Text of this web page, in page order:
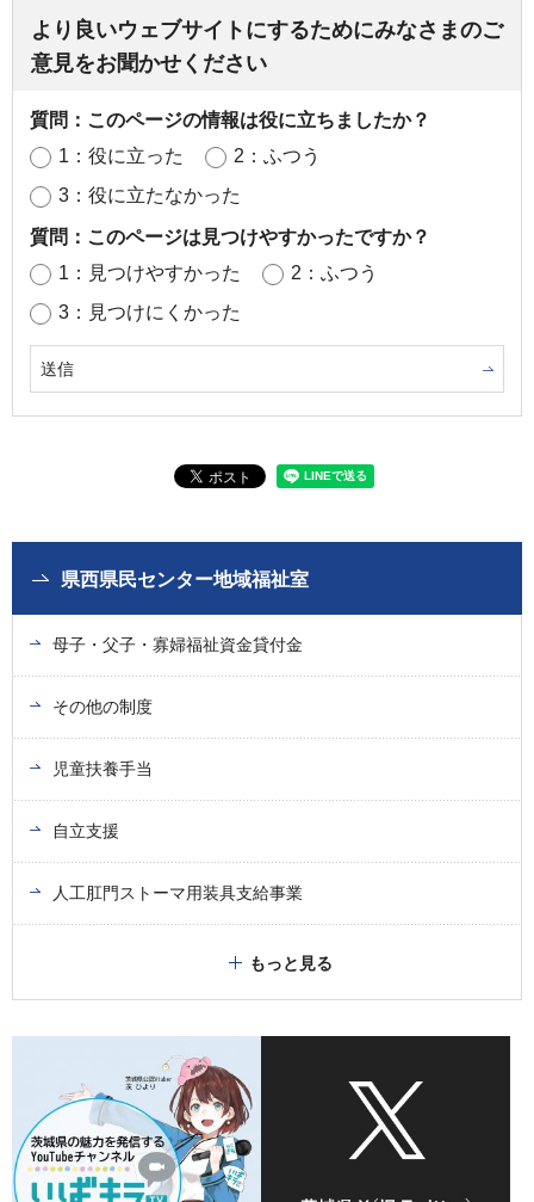
より良いウェブサイトにするためにみなさまのご
意見をお聞かせください
質問：このページの情報は役に立ちましたか？
1：役に立った
2：ふつう
3：役に立たなかった
質問：このページは見つけやすかったですか？
1：見つけやすかった
2：ふつう
3：見つけにくかった
県西県民センター地域福祉室
母子・父子・寡婦福祉資金貸付金
その他の制度
児童扶養手当
自立支援
人工肛門ストーマ用装具支給事業
もっと見る